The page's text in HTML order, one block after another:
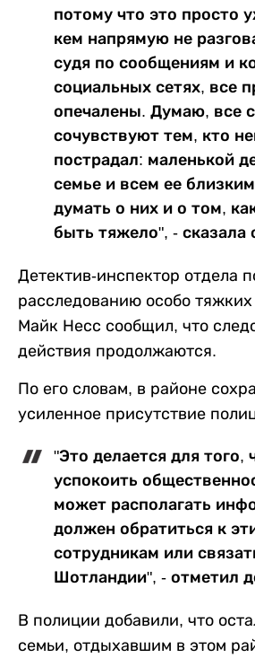
потому что это просто
кем напрямую не
судя по сообщениям и
социальных сетях, все
опечалены. Думаю, все
сочувствуют тем, кто
пострадал: маленькой
семье и всем ее
думать о них и о том,
быть тяжело", - сказала
Детектив-инспектор отдела
расследованию особо
Майк Несс сообщил, что
действия продолжаются.
По его словам, в районе
усиленное присутствие
"Это делается для того,
успокоить
может располагать
должен обратиться к
сотрудникам или
Шотландии", - отметил
В полиции добавили, что
семьи, отдыхавшим в этом